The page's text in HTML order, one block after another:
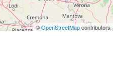
©OpenStreetMapcontributors